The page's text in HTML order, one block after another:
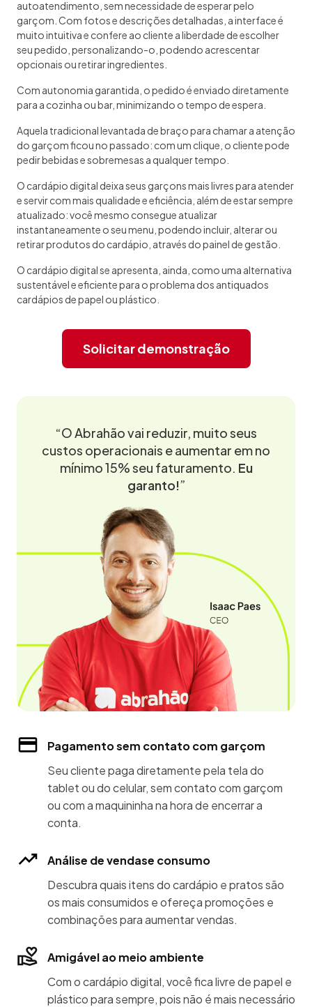
autoatendimento, sem necessidade de esperar pelo
garçom. Com fotos e descrições detalhadas, a interface é
muito intuitiva e confere ao cliente a liberdade de escolher
seu pedido, personalizando-o, podendo acrescentar
opcionais ou retirar ingredientes.
Com autonomia garantida, o pedido é enviado diretamente
para a cozinha ou bar, minimizando o tempo de espera.
Aquela tradicional levantada de braço para chamar a atenção
do garçom ficou no passado: com um clique, o cliente pode
pedir bebidas e sobremesas a qualquer tempo.
O cardápio digital deixa seus garçons mais livres para atender
e servir com mais qualidade e eficiência, além de estar sempre
atualizado: você mesmo consegue atualizar
instantaneamente o seu menu, podendo incluir, alterar ou
retirar produtos do cardápio, através do painel de gestão.
O cardápio digital se apresenta, ainda, como uma alternativa
sustentável e eficiente para o problema dos antiquados
cardápios de papel ou plástico.
Solicitar demonstração
“O Abrahão vai reduzir, muito seus
custos operacionais e aumentar em no
mínimo 15% seu faturamento. Eu
garanto!”
Pagamento sem contato com garçom
Seu cliente paga diretamente pela tela do
tablet ou do celular, sem contato com garçom
ou com a maquininha na hora de encerrar a
conta.
Análise de vendase consumo
Descubra quais itens do cardápio e pratos são
os mais consumidos e ofereça promoções e
combinações para aumentar vendas.
Amigável ao meio ambiente
Com o cardápio digital, você fica livre de papel e
plástico para sempre, pois não é mais necessário